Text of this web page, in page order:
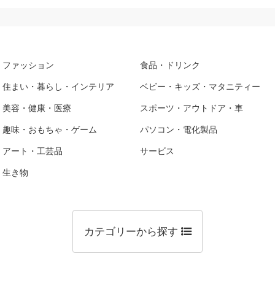
ファッション 食品・ドリンク
住まい・暮らし・インテリア ベビー・キッズ・マタニティー
美容・健康・医療 スポーツ・アウトドア・車
趣味・おもちゃ・ゲーム パソコン・電化製品
アート・工芸品 サービス
生き物
カテゴリーから探す